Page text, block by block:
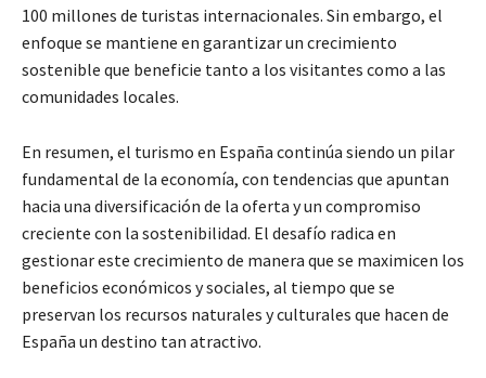
100 millones de turistas internacionales. Sin embargo, el
enfoque se mantiene en garantizar un crecimiento
sostenible que beneficie tanto a los visitantes como a las
comunidades locales.
En resumen, el turismo en España continúa siendo un pilar
fundamental de la economía, con tendencias que apuntan
hacia una diversificación de la oferta y un compromiso
creciente con la sostenibilidad. El desafío radica en
gestionar este crecimiento de manera que se maximicen los
beneficios económicos y sociales, al tiempo que se
preservan los recursos naturales y culturales que hacen de
España un destino tan atractivo.